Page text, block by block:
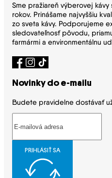
Sme pražiareň výberovej kávy
rokov. Prinášame najvyššiu
zo sveta kávy. Podporujeme
sledovateľnosť pôvodu,
farmármi a environmentálnu
Novinky do e-mailu
Budete pravidelne dostávať
PRIHLÁSIŤ SA